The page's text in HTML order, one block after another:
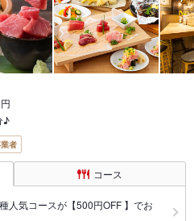
♪
者
コース
人気コースが【500円OFF 】でお